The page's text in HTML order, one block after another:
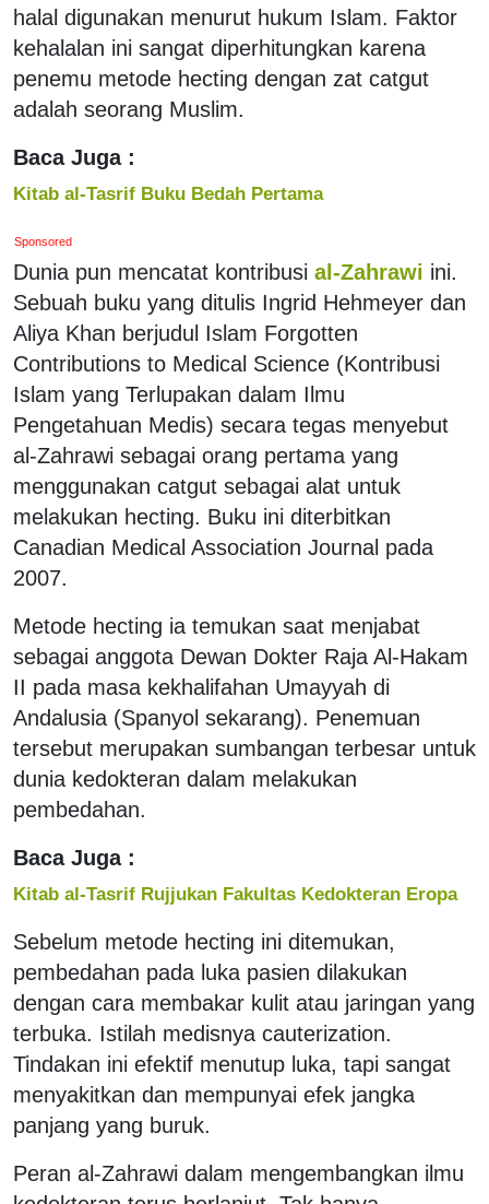
halal digunakan menurut hukum Islam. Faktor
kehalalan ini sangat diperhitungkan karena
penemu metode hecting dengan zat catgut
adalah seorang Muslim.
Baca Juga :
Kitab al-Tasrif Buku Bedah Pertama
Sponsored
Dunia pun mencatat kontribusi al-Zahrawi ini.
Sebuah buku yang ditulis Ingrid Hehmeyer dan
Aliya Khan berjudul Islam Forgotten
Contributions to Medical Science (Kontribusi
Islam yang Terlupakan dalam Ilmu
Pengetahuan Medis) secara tegas menyebut
al-Zahrawi sebagai orang pertama yang
menggunakan catgut sebagai alat untuk
melakukan hecting. Buku ini diterbitkan
Canadian Medical Association Journal pada
2007.
Metode hecting ia temukan saat menjabat
sebagai anggota Dewan Dokter Raja Al-Hakam
II pada masa kekhalifahan Umayyah di
Andalusia (Spanyol sekarang). Penemuan
tersebut merupakan sumbangan terbesar untuk
dunia kedokteran dalam melakukan
pembedahan.
Baca Juga :
Kitab al-Tasrif Rujjukan Fakultas Kedokteran Eropa
Sebelum metode hecting ini ditemukan,
pembedahan pada luka pasien dilakukan
dengan cara membakar kulit atau jaringan yang
terbuka. Istilah medisnya cauterization.
Tindakan ini efektif menutup luka, tapi sangat
menyakitkan dan mempunyai efek jangka
panjang yang buruk.
Peran al-Zahrawi dalam mengembangkan ilmu